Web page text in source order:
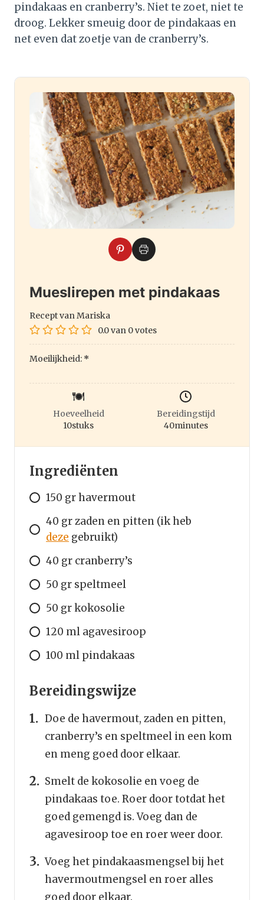
pindakaas en cranberry’s. Niet te zoet, niet te
droog. Lekker smeuig door de pindakaas en
net even dat zoetje van de cranberry’s.
Mueslirepen met pindakaas
Recept van Mariska
0.0van 0votes
Moeilijkheid: *
Hoeveelheid
10stuks
Bereidingstijd
40minutes
Ingrediënten
150 gr havermout
40 gr zaden en pitten (ik heb
deze gebruikt)
40 gr cranberry’s
50 gr speltmeel
50 gr kokosolie
120 ml agavesiroop
100 ml pindakaas
Bereidingswijze
Doe de havermout, zaden en pitten,
cranberry’s en speltmeel in een kom
en meng goed door elkaar.
Smelt de kokosolie en voeg de
pindakaas toe. Roer door totdat het
goed gemengd is. Voeg dan de
agavesiroop toe en roer weer door.
Voeg het pindakaasmengsel bij het
havermoutmengsel en roer alles
goed door elkaar.